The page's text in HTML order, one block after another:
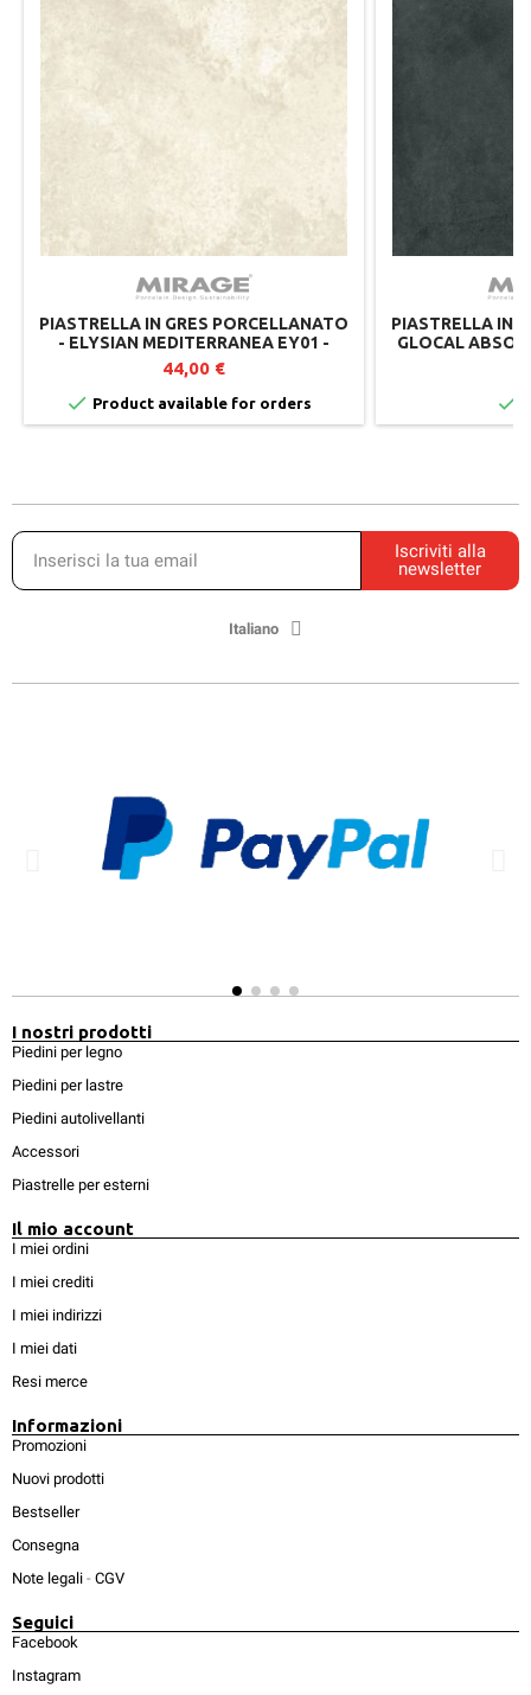
PIASTRELLA IN GRES PORCELLANATO
- ELYSIAN MEDITERRANEA EY01 -
MIRAGE LOTTO DI 2
44,00 €
 Product available for orders
PIASTRELLA IN
GLOCAL

Iscriviti alla
newsletter
Italiano
I nostri prodotti
Piedini per legno
Piedini per lastre
Piedini autolivellanti
Accessori
Piastrelle per esterni
Il mio account
I miei ordini
I miei crediti
I miei indirizzi
I miei dati
Resi merce
Informazioni
Promozioni
Nuovi prodotti
Bestseller
Consegna
Note legali - CGV
Seguici
Facebook
Instagram